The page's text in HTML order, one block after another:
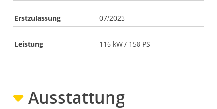
Erstzulassung 07/2023
Leistung 116 kW / 158 PS
Ausstattung